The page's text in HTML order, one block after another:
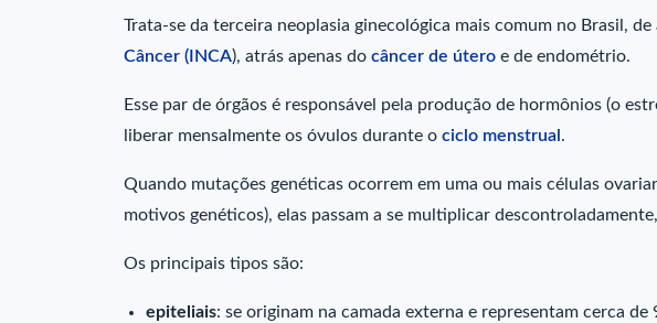
Trata-se da terceira neoplasia ginecológica mais comum no Brasil,
Câncer (INCA), atrás apenas do câncer de útero e de endométrio.
Esse par de órgãos é responsável pela produção de hormônios (o
liberar mensalmente os óvulos durante o ciclo menstrual .
Quando mutações genéticas ocorrem em uma ou mais células
motivos genéticos), elas passam a se multiplicar
Os principais tipos são:
epiteliais: se originam na camada externa e representam cerca de